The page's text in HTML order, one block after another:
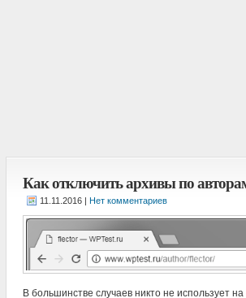
Как отключить архивы по
| Нет комментариев
В большинстве случаев никто не использует